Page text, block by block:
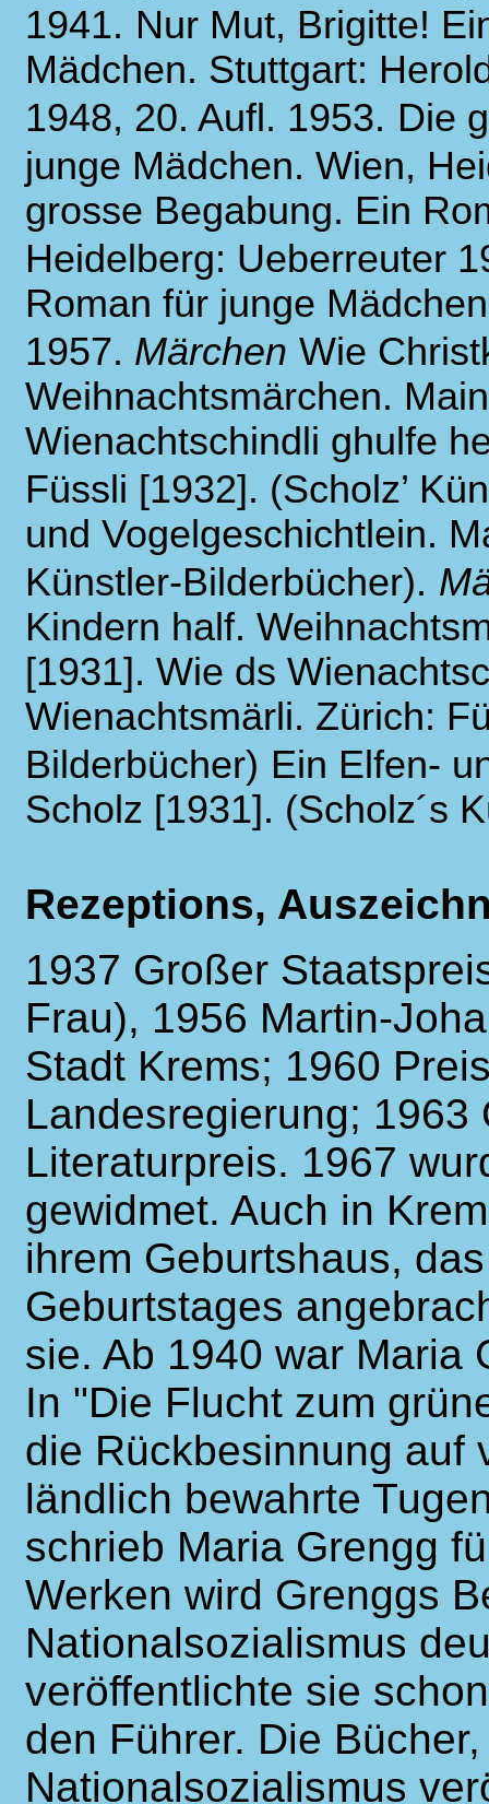
1941. Nur Mut, Brigitte!
Mädchen. Stuttgart:
1948, 20. Aufl. 1953. Die
junge Mädchen. Wien,
grosse Begabung. Ein
Heidelberg: Ueberreuter
Roman für junge
1957. Märchen Wie
Weihnachtsmärchen.
Wienachtschindli ghulfe
Füssli [1932]. (Scholz’
und Vogelgeschichtlein.
Künstler-Bilderbücher).
Kindern half.
[1931]. Wie ds
Wienachtsmärli. Zürich:
Bilderbücher) Ein Elfen-
Scholz [1931]. (Scholz´s
Rezeptions,
1937 Großer
Frau), 1956 Martin-
Stadt Krems; 1960
Landesregierung; 1963
Literaturpreis. 1967
gewidmet. Auch in
ihrem Geburtshaus,
Geburtstages
sie. Ab 1940 war Maria
In "Die Flucht zum
die Rückbesinnung auf
ländlich bewahrte
schrieb Maria Grengg
Werken wird Grenggs
Nationalsozialismus
veröffentlichte sie
den Führer. Die
Nationalsozialismus